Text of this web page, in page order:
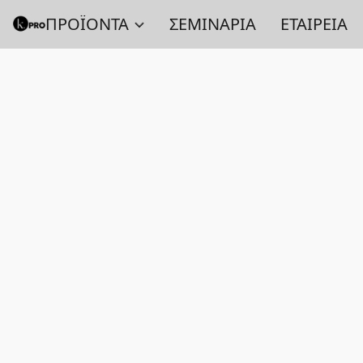
ΠΡΟΪΟΝΤΑ ΣΕΜΙΝΑΡΙΑ ΕΤΑΙΡΕΙΑ